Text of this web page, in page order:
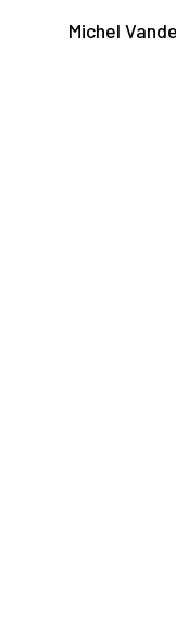
Michel